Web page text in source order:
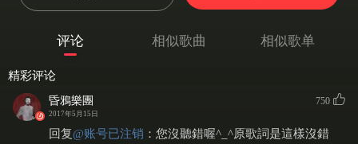
我就是迷恋着
带领你倾听我的低语
我就是迷恋着你
评论 相似歌曲 相似歌单
精彩评论
昏鴉樂團
2017年5月15日
750
回复@账号已注销 ： 您沒聽錯喔^_^原歌詞是這樣沒錯